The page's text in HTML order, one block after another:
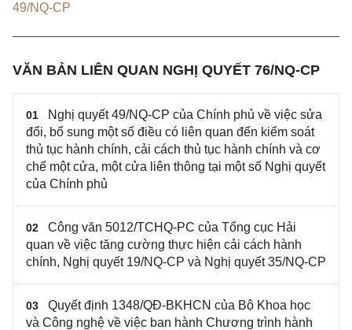
49/NQ-CP
VĂN BẢN LIÊN QUAN NGHỊ QUYẾT 76/NQ-CP
01
Nghị quyết 49/NQ-CP của Chính phủ về việc sửa
đổi, bổ sung một số điều có liên quan đến kiểm soát
thủ tục hành chính, cải cách thủ tục hành chính và cơ
chế một cửa, một cửa liên thông tại một số Nghị quyết
của Chính phủ
02
Công văn 5012/TCHQ-PC của Tổng cục Hải
quan về việc tăng cường thực hiện cải cách hành
chính, Nghị quyết 19/NQ-CP và Nghị quyết 35/NQ-CP
03
Quyết định 1348/QĐ-BKHCN của Bộ Khoa học
và Công nghệ về việc ban hành Chương trình hành